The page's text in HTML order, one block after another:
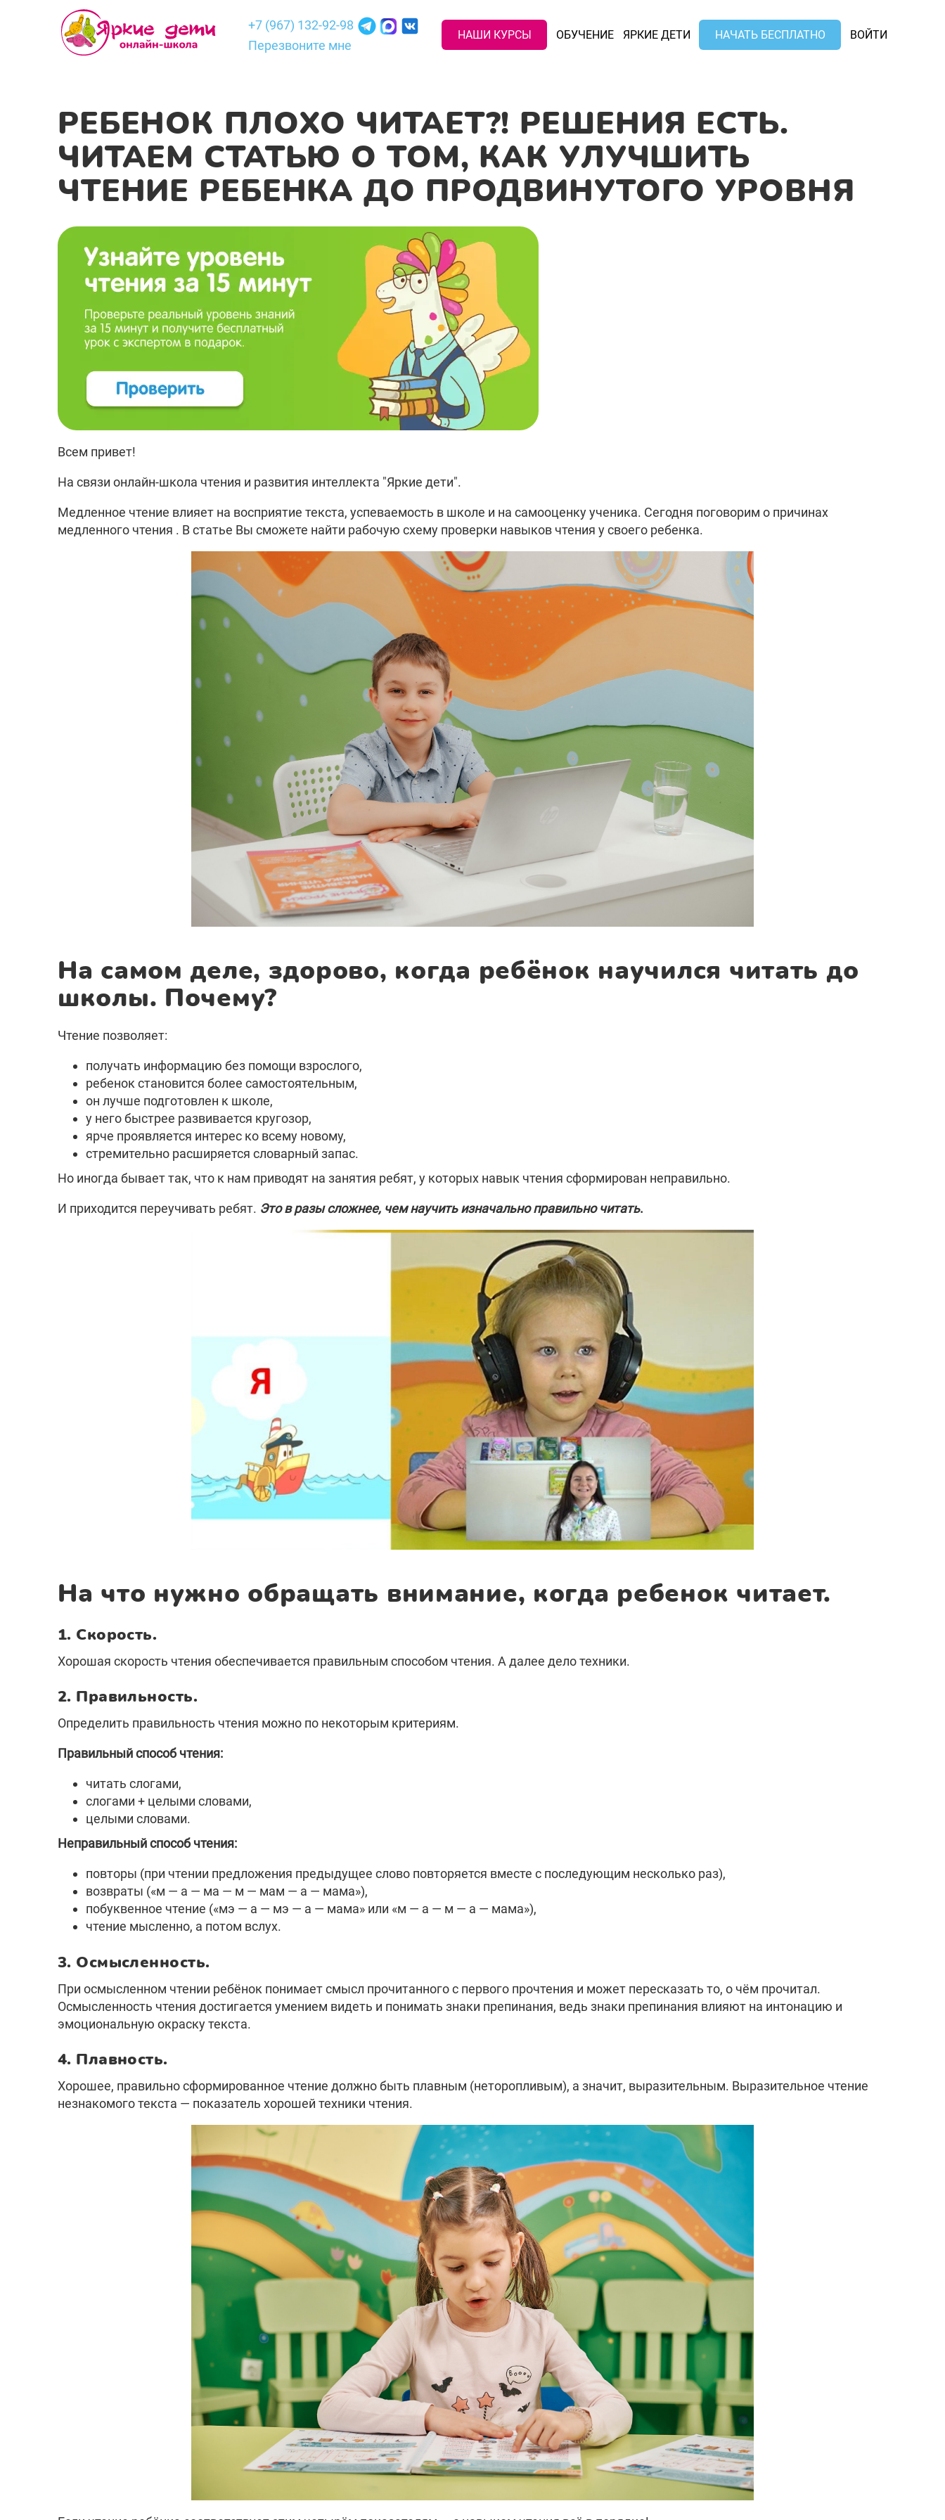
+7 (967) 132-92-98
Перезвоните мне
НАШИ КУРСЫ ОБУЧЕНИЕ ЯРКИЕ ДЕТИ НАЧАТЬ БЕСПЛАТНО ВОЙТИ
РЕБЕНОК ПЛОХО ЧИТАЕТ?! РЕШЕНИЯ ЕСТЬ.
ЧИТАЕМ СТАТЬЮ О ТОМ, КАК УЛУЧШИТЬ
ЧТЕНИЕ РЕБЕНКА ДО ПРОДВИНУТОГО УРОВНЯ
Всем привет!
На связи онлайн-школа чтения и развития интеллекта "Яркие дети".
Медленное чтение влияет на восприятие текста, успеваемость в школе и на самооценку ученика. Сегодня поговорим о причинах
медленного чтения . В статье Вы сможете найти рабочую схему проверки навыков чтения у своего ребенка.
На самом деле, здорово, когда ребёнок научился читать до
школы. Почему?
Чтение позволяет:
получать информацию без помощи взрослого,
ребенок становится более самостоятельным,
он лучше подготовлен к школе,
у него быстрее развивается кругозор,
ярче проявляется интерес ко всему новому,
стремительно расширяется словарный запас.
Но иногда бывает так, что к нам приводят на занятия ребят, у которых навык чтения сформирован неправильно.
И приходится переучивать ребят. Это в разы сложнее, чем научить изначально правильно читать.
На что нужно обращать внимание, когда ребенок читает.
1. Скорость.
Хорошая скорость чтения обеспечивается правильным способом чтения. А далее дело техники.
2. Правильность.
Определить правильность чтения можно по некоторым критериям.
Правильный способ чтения:
читать слогами,
слогами + целыми словами,
целыми словами.
Неправильный способ чтения:
повторы (при чтении предложения предыдущее слово повторяется вместе с последующим несколько раз),
возвраты («м — а — ма — м — мам — а — мама»),
побуквенное чтение («мэ — а — мэ — а — мама» или «м — а — м — а — мама»),
чтение мысленно, а потом вслух.
3. Осмысленность.
При осмысленном чтении ребёнок понимает смысл прочитанного с первого прочтения и может пересказать то, о чём прочитал.
Осмысленность чтения достигается умением видеть и понимать знаки препинания, ведь знаки препинания влияют на интонацию и
эмоциональную окраску текста.
4. Плавность.
Хорошее, правильно сформированное чтение должно быть плавным (неторопливым), а значит, выразительным. Выразительное чтение
незнакомого текста — показатель хорошей техники чтения.